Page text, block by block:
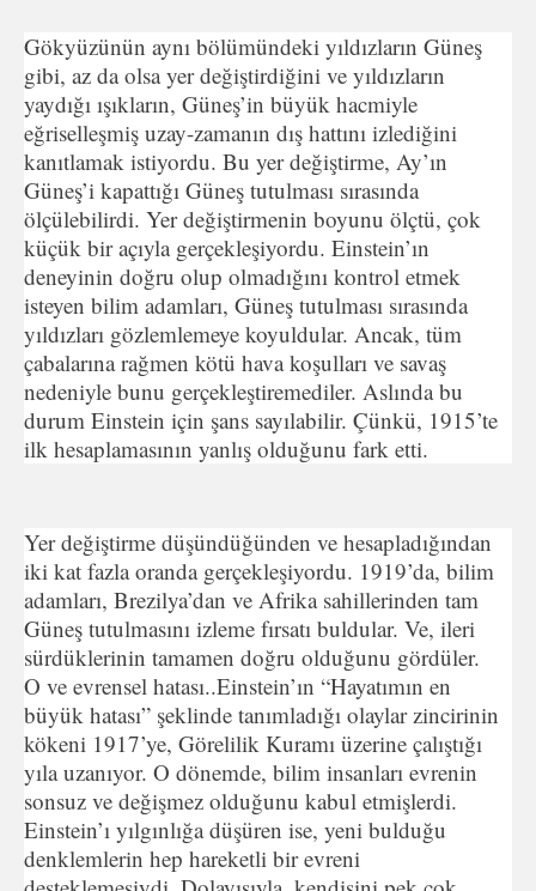
Gökyüzünün aynı bölümündeki yıldızların Güneş
gibi, az da olsa yer değiştirdiğini ve yıldızların
yaydığı ışıkların, Güneş’in büyük hacmiyle
eğriselleşmiş uzay-zamanın dış hattını izlediğini
kanıtlamak istiyordu. Bu yer değiştirme, Ay’ın
Güneş’i kapattığı Güneş tutulması sırasında
ölçülebilirdi. Yer değiştirmenin boyunu ölçtü, çok
küçük bir açıyla gerçekleşiyordu. Einstein’ın
deneyinin doğru olup olmadığını kontrol etmek
isteyen bilim adamları, Güneş tutulması sırasında
yıldızları gözlemlemeye koyuldular. Ancak, tüm
çabalarına rağmen kötü hava koşulları ve savaş
nedeniyle bunu gerçekleştiremediler. Aslında bu
durum Einstein için şans sayılabilir. Çünkü, 1915’te
ilk hesaplamasının yanlış olduğunu fark etti.
Yer değiştirme düşündüğünden ve hesapladığından
iki kat fazla oranda gerçekleşiyordu. 1919’da, bilim
adamları, Brezilya’dan ve Afrika sahillerinden tam
Güneş tutulmasını izleme fırsatı buldular. Ve, ileri
sürdüklerinin tamamen doğru olduğunu gördüler.
O ve evrensel hatası..Einstein’ın “Hayatımın en
büyük hatası” şeklinde tanımladığı olaylar zincirinin
kökeni 1917’ye, Görelilik Kuramı üzerine çalıştığı
yıla uzanıyor. O dönemde, bilim insanları evrenin
sonsuz ve değişmez olduğunu kabul etmişlerdi.
Einstein’ı yılgınlığa düşüren ise, yeni bulduğu
denklemlerin hep hareketli bir evreni